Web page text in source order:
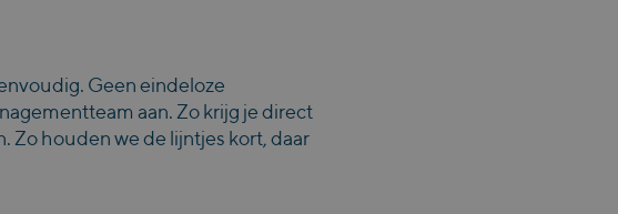
Geen eindeloze
aan. Zo krijg je direct
Zo houden we de lijntjes kort, daar